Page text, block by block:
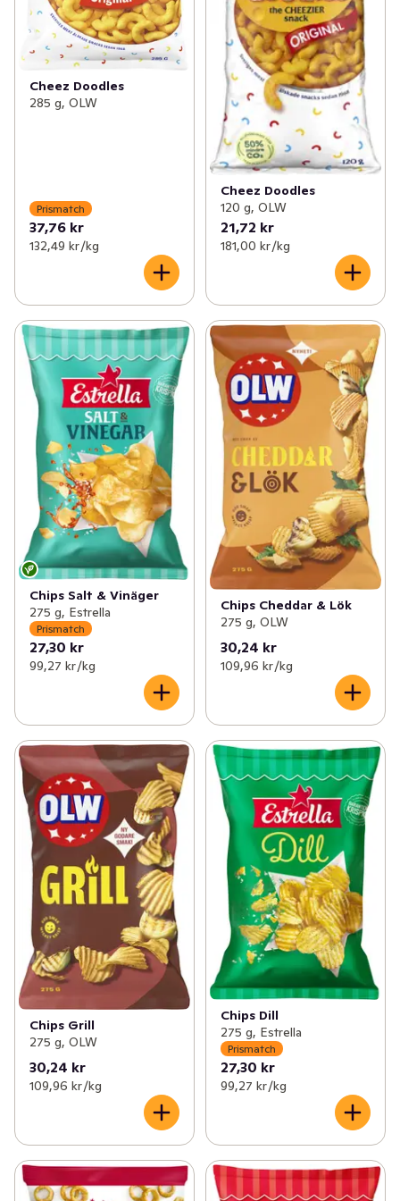
Cheez Doodles
285 g, OLW
Prismatch
37,76 kr
132,49 kr /kg
Cheez Doodles
120 g, OLW
21,72 kr
181,00 kr /kg
Chips Salt & Vinäger
275 g, Estrella
Prismatch
27,30 kr
99,27 kr /kg
Chips Cheddar & Lök
275 g, OLW
30,24 kr
109,96 kr /kg
Chips Grill
275 g, OLW
30,24 kr
109,96 kr /kg
Chips Dill
275 g, Estrella
Prismatch
27,30 kr
99,27 kr /kg